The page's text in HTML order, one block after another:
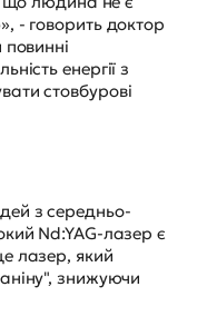
- говорить доктор
енергії з
стовбурові
з середньо-
Nd:YAG-лазер є
лазер, який
знижуючи